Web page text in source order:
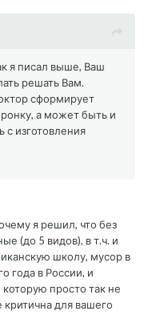
я писал выше, Ваш
решать Вам.
сформирует
а может быть и
с изготовления
я решил, что без
(до 5 видов), в т.ч. и
школу, мусор в
года в России, и
просто так не
для вашего